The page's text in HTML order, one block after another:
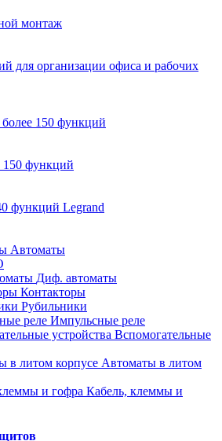
монтаж
для организации офиса и рабочих
150 функций
150 функций
функций Legrand
Автоматы
Диф. автоматы
Контакторы
Рубильники
Импульсные реле
Вспомогательные
Автоматы в литом
Кабель, клеммы и